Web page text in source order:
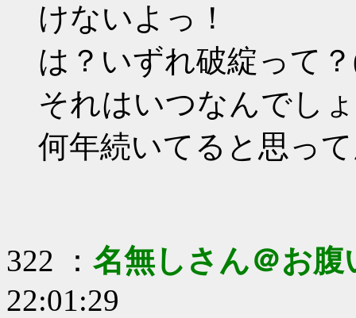
けないよっ！
は？いずれ破綻って
それはいつなんでし
何年続いてると思っ
322 ： 名無しさん＠お腹
22:01:29